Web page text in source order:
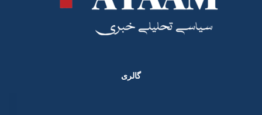
گالری